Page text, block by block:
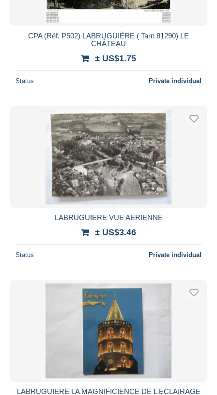
CPA (Réf. P502) LABRUGUIÈRE ( Tarn 81290) LE
CHÂTEAU
± US$1.75
Status Private individual
LABRUGUIERE VUE AERIENNE
± US$3.46
Status Private individual
LABRUGUIERE LA MAGNIFICIENCE DE L ECLAIRAGE